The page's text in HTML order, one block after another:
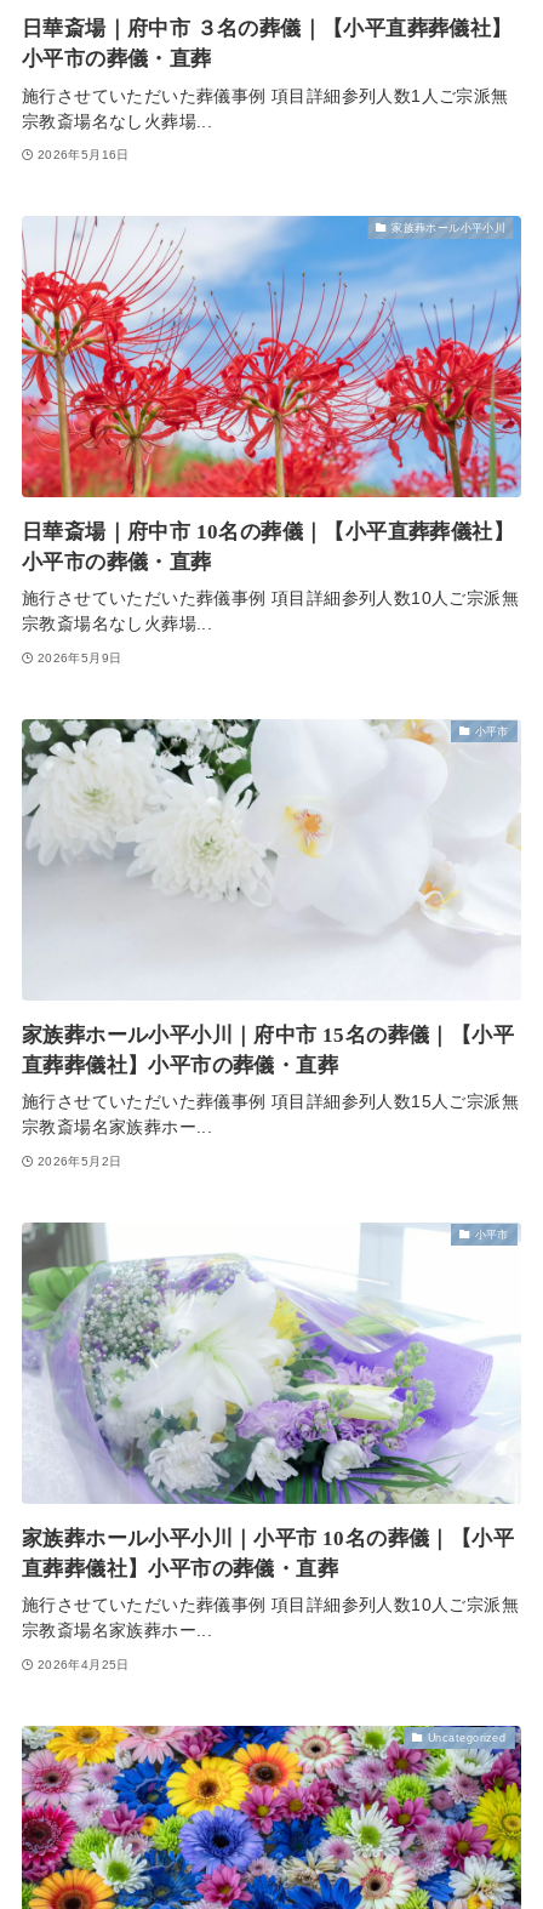
日華斎場｜府中市 ３名の葬儀｜【小平直葬葬儀社】
小平市の葬儀・直葬
施行させていただいた葬儀事例 項目詳細参列人数1人ご宗派無
宗教斎場名なし火葬場...
2026年5月16日
家族葬ホール小平小川
日華斎場｜府中市 10名の葬儀｜【小平直葬葬儀社】
小平市の葬儀・直葬
施行させていただいた葬儀事例 項目詳細参列人数10人ご宗派無
宗教斎場名なし火葬場...
2026年5月9日
小平市
家族葬ホール小平小川｜府中市 15名の葬儀｜【小平
直葬葬儀社】小平市の葬儀・直葬
施行させていただいた葬儀事例 項目詳細参列人数15人ご宗派無
宗教斎場名家族葬ホー...
2026年5月2日
小平市
家族葬ホール小平小川｜小平市 10名の葬儀｜【小平
直葬葬儀社】小平市の葬儀・直葬
施行させていただいた葬儀事例 項目詳細参列人数10人ご宗派無
宗教斎場名家族葬ホー...
2026年4月25日
Uncategorized